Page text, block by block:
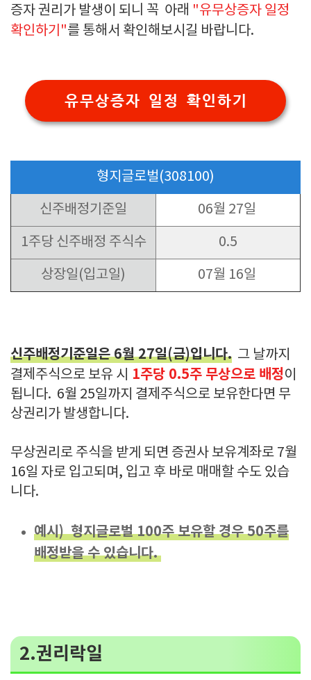
증자 권리가 발생이 되니 꼭 아래 "유무상증자 일정
확인하기"를 통해서 확인해보시길 바랍니다.
유무상증자 일정 확인하기
형지글로벌(308100)
신주배정기준일 06월 27일
1주당 신주배정 주식수 0.5
상장일(입고일) 07월 16일
신주배정기준일은 6월 27일(금)입니다. 그 날까지
결제주식으로 보유 시 1주당 0.5주 무상으로 배정이
됩니다. 6월 25일까지 결제주식으로 보유한다면 무
상권리가 발생합니다.
무상권리로 주식을 받게 되면 증권사 보유계좌로 7월
16일 자로 입고되며, 입고 후 바로 매매할 수도 있습
니다.
예시) 형지글로벌 100주 보유할 경우 50주를
배정받을 수 있습니다.
2.권리락일